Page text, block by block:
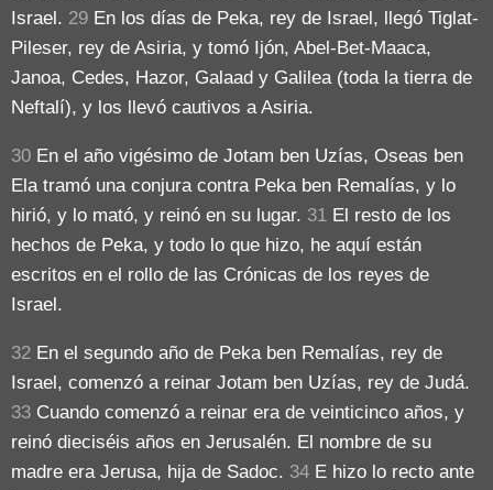
Israel. 29 En los días de Peka, rey de Israel, llegó Tiglat-
Pileser, rey de Asiria, y tomó Ijón, Abel-Bet-Maaca,
Janoa, Cedes, Hazor, Galaad y Galilea (toda la tierra de
Neftalí), y los llevó cautivos a Asiria.
30 En el año vigésimo de Jotam ben Uzías, Oseas ben
Ela tramó una conjura contra Peka ben Remalías, y lo
hirió, y lo mató, y reinó en su lugar. 31 El resto de los
hechos de Peka, y todo lo que hizo, he aquí están
escritos en el rollo de las Crónicas de los reyes de
Israel.
32 En el segundo año de Peka ben Remalías, rey de
Israel, comenzó a reinar Jotam ben Uzías, rey de Judá.
33 Cuando comenzó a reinar era de veinticinco años, y
reinó dieciséis años en Jerusalén. El nombre de su
madre era Jerusa, hija de Sadoc. 34 E hizo lo recto ante